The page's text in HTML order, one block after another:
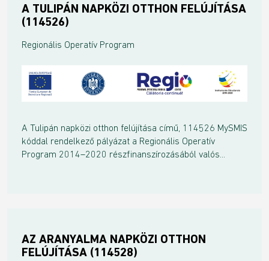
A TULIPÁN NAPKÖZI OTTHON FELÚJÍTÁSA
(114526)
Regionális Operatív Program
A Tulipán napközi otthon felújítása című, 114526 MySMIS
kóddal rendelkező pályázat a Regionális Operatív
Program 2014–2020 részfinanszírozásából valós...
AZ ARANYALMA NAPKÖZI OTTHON
FELÚJÍTÁSA (114528)